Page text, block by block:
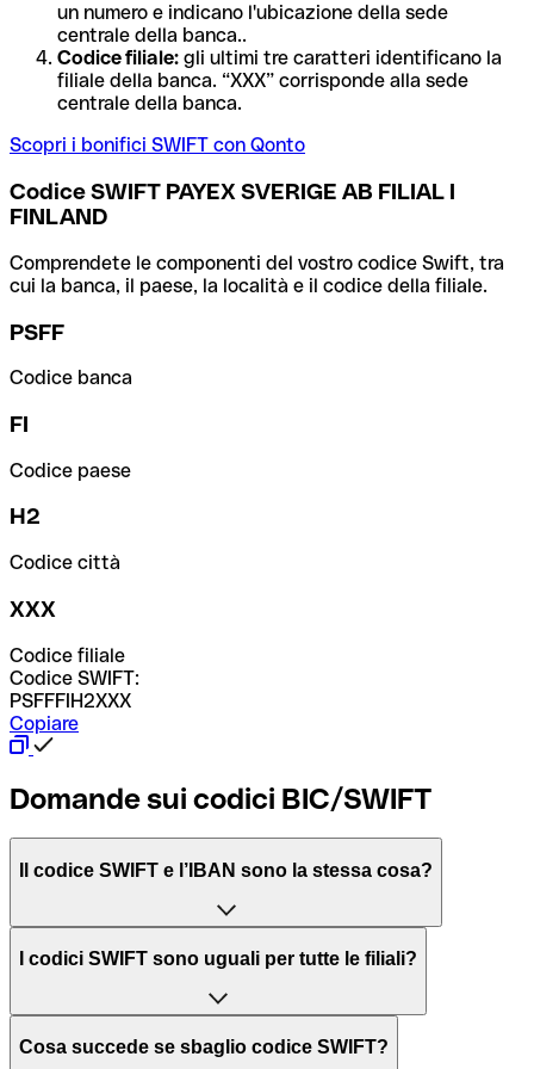
un numero e indicano l'ubicazione della sede
centrale della banca..
Codice filiale: gli ultimi tre caratteri identificano la
filiale della banca. “XXX” corrisponde alla sede
centrale della banca.
Scopri i bonifici SWIFT con Qonto
Codice SWIFT PAYEX SVERIGE AB FILIAL I
FINLAND
Comprendete le componenti del vostro codice Swift, tra
cui la banca, il paese, la località e il codice della filiale.
PSFF
Codice banca
FI
Codice paese
H2
Codice città
XXX
Codice filiale
Codice SWIFT:
PSFFFIH2XXX
Copiare
Domande sui codici BIC/SWIFT
Il codice SWIFT e l’IBAN sono la stessa cosa?
L'acronimo SWIFT sta per “Society for Worldwide
per l’elaborazione dei pagamenti tra diversi Paesi.
I codici SWIFT sono uguali per tutte le filiali?
Dipende dalle banche. In alcuni casi le banche utilizzano
Cosa succede se sbaglio codice SWIFT?